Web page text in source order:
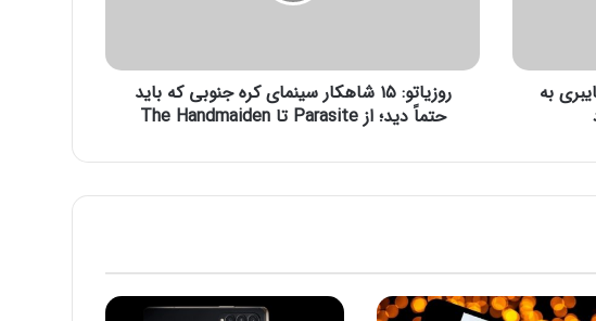
به
۱
ه
ی
ن
روزیاتو: ۱۵ شاهکار سینمای کره جنوبی که باید
حتماً دید؛ از Parasite تا The Handmaiden